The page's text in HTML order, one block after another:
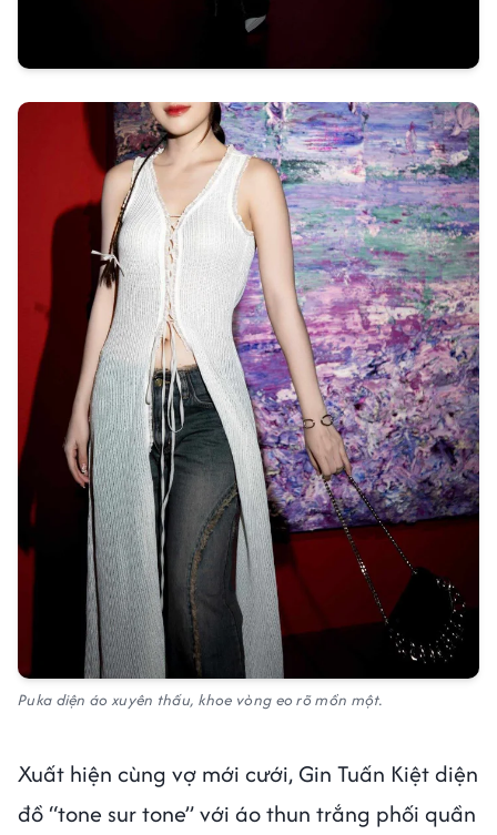
Puka diện áo xuyên thấu, khoe vòng eo rõ mồn một.
Xuất hiện cùng vợ mới cưới, Gin Tuấn Kiệt diện
đồ “tone sur tone” với áo thun trắng phối quần